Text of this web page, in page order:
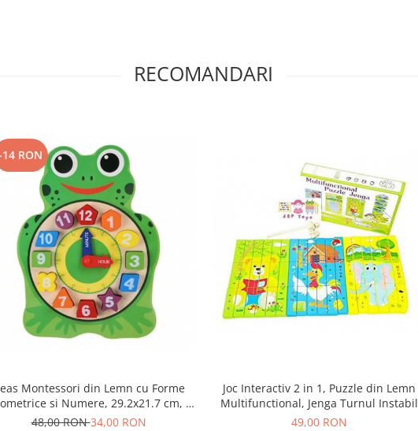
RECOMANDARI
RON
Montessori din Lemn cu Forme
si Numere, 29.2x21.7 cm, +
3 Ani, Broasca/Bufnita
48,00 RON34,00 RON
Joc Interactiv 2 in 1, Puzzle din Lemn
Multifunctional, Jenga Turnul Instabil
49,00 RON